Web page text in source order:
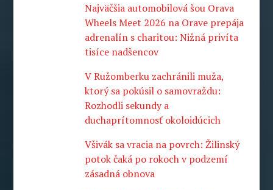
Najväčšia automobilová šou Orava
Wheels Meet 2026 na Orave prepája
adrenalín s charitou: Nižná privíta
tisíce nadšencov
V Ružomberku zachránili muža,
ktorý sa pokúsil o samovraždu:
Rozhodli sekundy a
duchaprítomnosť okoloidúcich
Všivák sa vracia na povrch: Žilinský
potok čaká po rokoch v podzemí
zásadná obnova